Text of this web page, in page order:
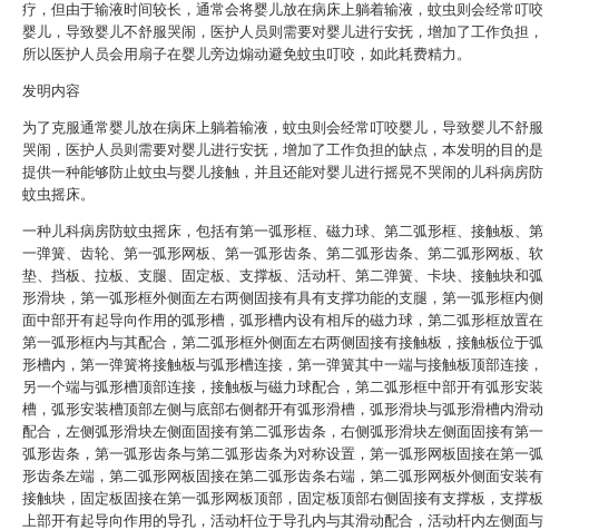
疗，但由于输液时间较长，通常会将婴儿放在病床上躺着输液，蚊虫则会经常叮咬
婴儿，导致婴儿不舒服哭闹，医护人员则需要对婴儿进行安抚，增加了工作负担，
所以医护人员会用扇子在婴儿旁边煽动避免蚊虫叮咬，如此耗费精力。
发明内容
为了克服通常婴儿放在病床上躺着输液，蚊虫则会经常叮咬婴儿，导致婴儿不舒服
哭闹，医护人员则需要对婴儿进行安抚，增加了工作负担的缺点，本发明的目的是
提供一种能够防止蚊虫与婴儿接触，并且还能对婴儿进行摇晃不哭闹的儿科病房防
蚊虫摇床。
一种儿科病房防蚊虫摇床，包括有第一弧形框、磁力球、第二弧形框、接触板、第
一弹簧、齿轮、第一弧形网板、第一弧形齿条、第二弧形齿条、第二弧形网板、软
垫、挡板、拉板、支腿、固定板、支撑板、活动杆、第二弹簧、卡块、接触块和弧
形滑块，第一弧形框外侧面左右两侧固接有具有支撑功能的支腿，第一弧形框内侧
面中部开有起导向作用的弧形槽，弧形槽内设有相斥的磁力球，第二弧形框放置在
第一弧形框内与其配合，第二弧形框外侧面左右两侧固接有接触板，接触板位于弧
形槽内，第一弹簧将接触板与弧形槽连接，第一弹簧其中一端与接触板顶部连接，
另一个端与弧形槽顶部连接，接触板与磁力球配合，第二弧形框中部开有弧形安装
槽，弧形安装槽顶部左侧与底部右侧都开有弧形滑槽，弧形滑块与弧形滑槽内滑动
配合，左侧弧形滑块左侧面固接有第二弧形齿条，右侧弧形滑块左侧面固接有第一
弧形齿条，第一弧形齿条与第二弧形齿条为对称设置，第一弧形网板固接在第一弧
形齿条左端，第二弧形网板固接在第二弧形齿条右端，第二弧形网板外侧面安装有
接触块，固定板固接在第一弧形网板顶部，固定板顶部右侧固接有支撑板，支撑板
上部开有起导向作用的导孔，活动杆位于导孔内与其滑动配合，活动杆内左侧面与